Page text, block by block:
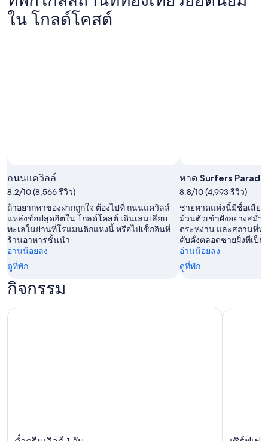
ใน โกลด์โคสต์
ถนนแควิลล์
8.2/10 (8,566 รีวิว)
ถ้าอยากหาของฝากถูกใจ ต้องไปที่ ถนนแควิลล์
แหล่งช้อปสุดฮิตใน โกลด์โคสต์ เดินเล่นเลียบ
ทะเลในย่านที่โรแมนติกแห่งนี้ หรือไปเช็กอินที่
ร้านอาหารชั้นนำ
อ่านน้อยลง
ดูที่พัก
หาด Surfers
8.8/10 (4,993 รีวิว)
ชายหาดแห่งนี้มีชื่อเสียง
ม้วนตัวเข้าฝั่งอย่างสม่ำ
ตระหง่าน และสถานที่ท่
คับคั่งตลอดชายฝั่งที่เป็น
อ่านน้อยลง
ดูที่พัก
กิจกรรม
ตั๋วดรีมเวิลด์ 1 วัน เซิร์ฟเฟอ